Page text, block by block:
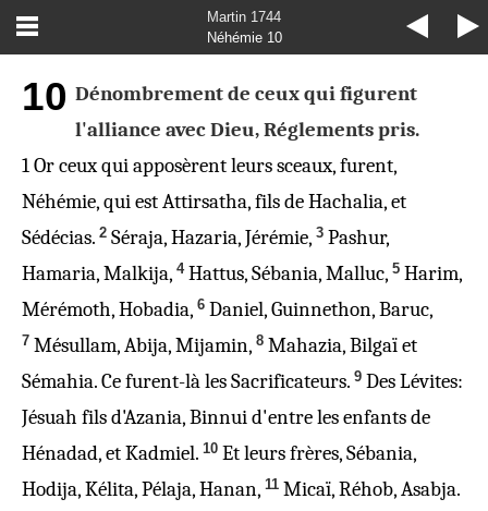
Martin 1744
Néhémie 10
10 Dénombrement de ceux qui figurent
l'alliance avec Dieu, Réglements pris.
1Orceux quiapposèrent leurs sceaux,furent,
Néhémie, qui est Attirsatha, fils de Hachalia, et
Sédécias. 2 Séraja, Hazaria, Jérémie, 3 Pashur,
Hamaria, Malkija, 4 Hattus, Sébania, Malluc, 5 Harim,
Mérémoth, Hobadia, 6 Daniel, Guinnethon, Baruc,
7 Mésullam, Abija, Mijamin, 8 Mahazia, Bilgaï et
Sémahia. Cefurent-là les Sacrificateurs. 9 Des Lévites:
Jésuah fils d'Azania, Binnui d'entre les enfants de
Hénadad, et Kadmiel. 10 Et leurs frères, Sébania,
Hodija, Kélita, Pélaja, Hanan, 11 Micaï, Réhob, Asabja.